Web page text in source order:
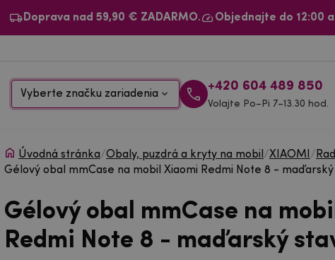
Doprava nad 59,90 € ZADARMO. Objednajte do 12:00
Vyberte značku zariadenia
+420 604 489 850
Volajte Po–Pi 7–13.30 hod.
Úvodná stránka/Obaly, puzdrá a kryty na mobil /XIAOMI /
Gélový obal mmCase na mobil Xiaomi Redmi Note 8 -
Gélový obal mmCase na
Redmi Note 8 - maďarský